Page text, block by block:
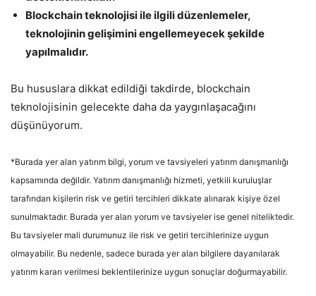
Blockchain teknolojisi ile ilgili düzenlemeler,
teknolojinin gelişimini engellemeyecek şekilde
yapılmalıdır.
Bu hususlara dikkat edildiği takdirde, blockchain
teknolojisinin gelecekte daha da yaygınlaşacağını
düşünüyorum.
*Burada yer alan yatırım bilgi, yorum ve tavsiyeleri yatırım danışmanlığı
kapsamında değildir. Yatırım danışmanlığı hizmeti, yetkili kuruluşlar
tarafından kişilerin risk ve getiri tercihleri dikkate alınarak kişiye özel
sunulmaktadır. Burada yer alan yorum ve tavsiyeler ise genel niteliktedir.
Bu tavsiyeler mali durumunuz ile risk ve getiri tercihlerinize uygun
olmayabilir. Bu nedenle, sadece burada yer alan bilgilere dayanılarak
yatırım kararı verilmesi beklentilerinize uygun sonuçlar doğurmayabilir.